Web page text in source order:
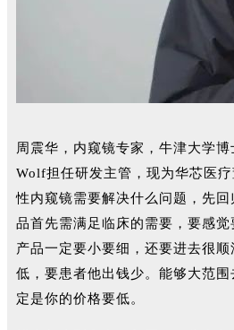
周震华，内窥镜专家，牛津大学
Wolf担任研发主管，现为华芯医
性内窥镜需要解决什么问题，先
品首先需满足临床的需要，要感
产品一定要小要细，还要进去很
低，要患者他出钱少。能够大范
定是你的价格要低。